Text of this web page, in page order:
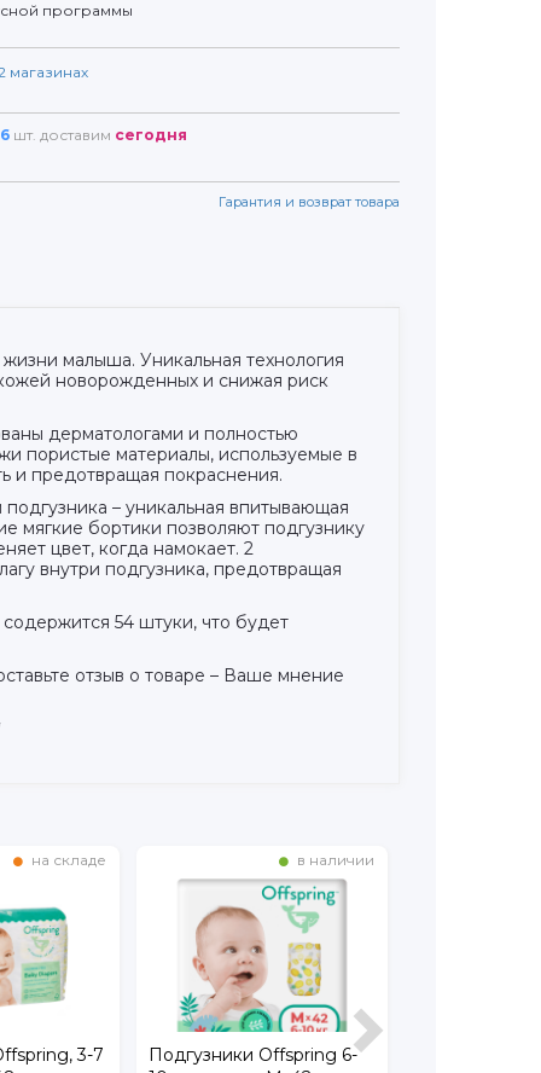
программы
магазинах
6 шт. доставим сегодня
Гарантия и возврат товара
малыша. Уникальная технология
новорожденных и снижая риск
дерматологами и полностью
пористые материалы, используемые в
и предотвращая покраснения.
– уникальная впитывающая
мягкие бортики позволяют подгузнику
цвет, когда намокает. 2
внутри подгузника, предотвращая
54 штуки, что будет
отзыв о товаре – Ваше мнение
на складе
3-7
в наличии
Подгузники Offspring 6-